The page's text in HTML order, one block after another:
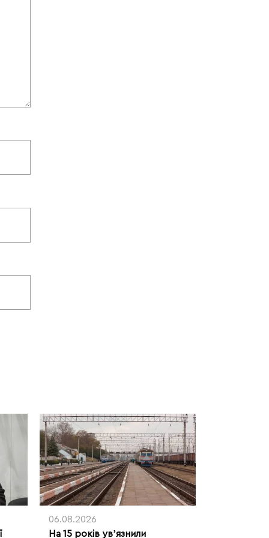
06.08.2026
На 15 років увʼязнили